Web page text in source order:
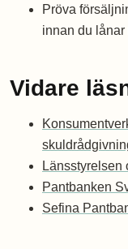
Pröva
innan du lånar
Vidare
Länsstyrelsen
Pantbanken
Sefina